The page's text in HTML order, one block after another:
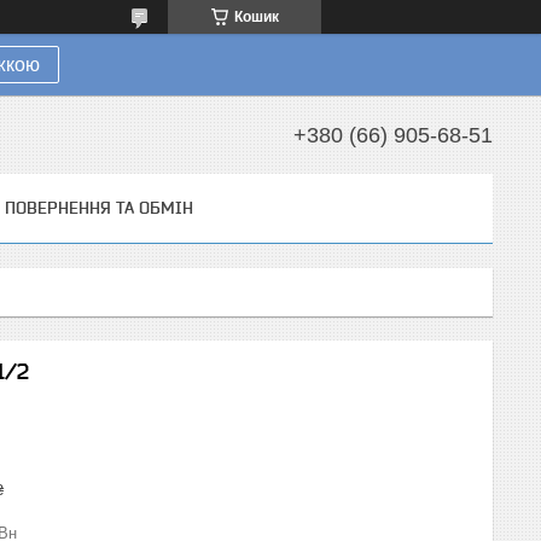
Кошик
+380 (66) 905-68-51
ПОВЕРНЕННЯ ТА ОБМІН
2